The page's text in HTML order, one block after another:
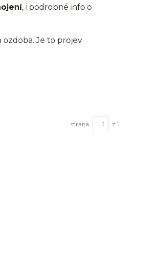
, i podrobné info o
ozdoba. Je to projev
strana z 1